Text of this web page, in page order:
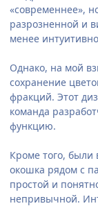
«современнее»,
разрозненной и
менее
Однако, на мой
сохранение
фракций. Этот
команда
функцию.
Кроме того, были
окошка рядом с
простой и
непривычной.